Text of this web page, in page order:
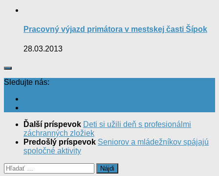
Pracovný výjazd primátora v mestskej časti Šípok
28.03.2013
Sledujte nás:
Ďalší príspevok Deti si užili deň s profesionálmi
záchranných zložiek
Predošlý príspevok Seniorov a mládežníkov spájajú
spoločné aktivity
Hľadať: